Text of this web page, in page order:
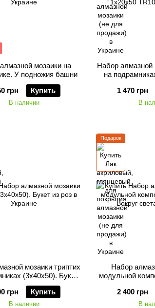
мозаики на
У подножия башни
грн
Купить
В наличии
Набор алмазной
на
1 470 грн
В
мозаики триптих
(3х40х50). Букет
из роз
грн
Купить
В наличии
Подарок
Набор
модульной
2 400 грн
В